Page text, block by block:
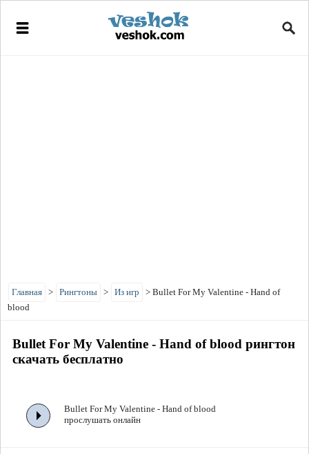
Главная > Рингтоны > Из игр > Bullet For My Valentine - Hand of
blood
Bullet For My Valentine - Hand of blood рингтон
скачать бесплатно
Bullet For My Valentine - Hand of blood
прослушать онлайн